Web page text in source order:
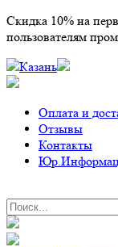
Скидка 10% на
пользователям
Казань
Оплата и
Отзывы
Контакты